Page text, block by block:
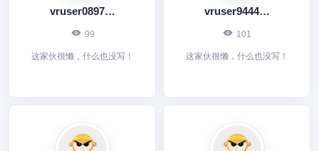
vruser0897493702
99
这家伙很懒，什么也没写！
vruser9444618969
101
这家伙很懒，什么也没写！